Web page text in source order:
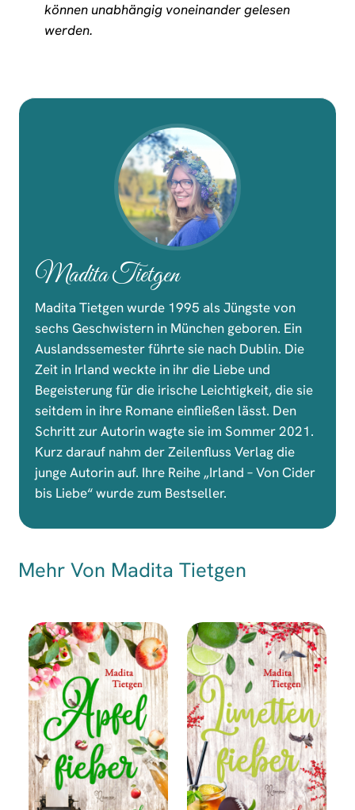
können unabhängig voneinander gelesen
werden.
Madita Tietgen
Madita Tietgen wurde 1995 als Jüngste von
sechs Geschwistern in München geboren. Ein
Auslandssemester führte sie nach Dublin. Die
Zeit in Irland weckte in ihr die Liebe und
Begeisterung für die irische Leichtigkeit, die sie
seitdem in ihre Romane einfließen lässt. Den
Schritt zur Autorin wagte sie im Sommer 2021.
Kurz darauf nahm der Zeilenfluss Verlag die
junge Autorin auf. Ihre Reihe „Irland – Von Cider
bis Liebe“ wurde zum Bestseller.
Mehr Von Madita Tietgen